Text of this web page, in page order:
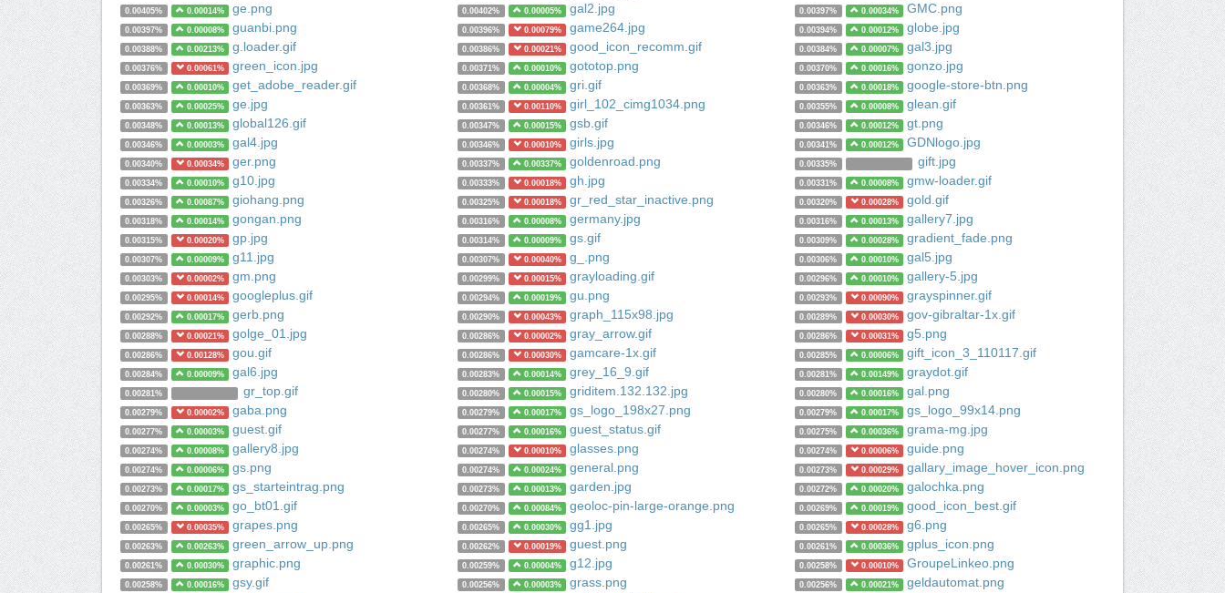
0.00405% 0.00014% ge.png 0.00402% 0.00005% gal2.jpg 0.00397% 0.00034% GMC.png
0.00397% 0.00008% guanbi.png 0.00396% 0.00079% game264.jpg 0.00394% 0.00012% globe.jpg
0.00388% 0.00213% g.loader.gif 0.00386% 0.00021% good_icon_recomm.gif 0.00384% 0.00007% gal3.jpg
0.00376% 0.00061% green_icon.jpg 0.00371% 0.00010% gototop.png 0.00370% 0.00016% gonzo.jpg
0.00369% 0.00010% get_adobe_reader.gif 0.00368% 0.00004% gri.gif 0.00363% 0.00018% google-store-btn.png
0.00363% 0.00025% ge.jpg 0.00361% 0.00110% girl_102_cimg1034.png 0.00355% 0.00008% glean.gif
0.00348% 0.00013% global126.gif 0.00347% 0.00015% gsb.gif 0.00346% 0.00012% gt.png
0.00346% 0.00003% gal4.jpg 0.00346% 0.00010% girls.jpg 0.00341% 0.00012% GDNlogo.jpg
0.00340% 0.00034% ger.png 0.00337% 0.00337% goldenroad.png 0.00335% gift.jpg
0.00334% 0.00010% g10.jpg 0.00333% 0.00018% gh.jpg 0.00331% 0.00008% gmw-loader.gif
0.00326% 0.00087% giohang.png 0.00325% 0.00018% gr_red_star_inactive.png 0.00320% 0.00028% gold.gif
0.00318% 0.00014% gongan.png 0.00316% 0.00008% germany.jpg 0.00316% 0.00013% gallery7.jpg
0.00315% 0.00020% gp.jpg 0.00314% 0.00009% gs.gif 0.00309% 0.00028% gradient_fade.png
0.00307% 0.00009% g11.jpg 0.00307% 0.00040% g_.png 0.00306% 0.00010% gal5.jpg
0.00303% 0.00002% gm.png 0.00299% 0.00015% grayloading.gif 0.00296% 0.00010% gallery-5.jpg
0.00295% 0.00014% googleplus.gif 0.00294% 0.00019% gu.png 0.00293% 0.00090% grayspinner.gif
0.00292% 0.00017% gerb.png 0.00290% 0.00043% graph_115x98.jpg 0.00289% 0.00030% gov-gibraltar-1x.gif
0.00288% 0.00021% golge_01.jpg 0.00286% 0.00002% gray_arrow.gif 0.00286% 0.00031% g5.png
0.00286% 0.00128% gou.gif 0.00286% 0.00030% gamcare-1x.gif 0.00285% 0.00006% gift_icon_3_110117.gif
0.00284% 0.00009% gal6.jpg 0.00283% 0.00014% grey_16_9.gif 0.00281% 0.00149% graydot.gif
0.00281% gr_top.gif 0.00280% 0.00015% griditem.132.132.jpg 0.00280% 0.00016% gal.png
0.00279% 0.00002% gaba.png 0.00279% 0.00017% gs_logo_198x27.png 0.00279% 0.00017% gs_logo_99x14.png
0.00277% 0.00003% guest.gif 0.00277% 0.00016% guest_status.gif 0.00275% 0.00036% grama-mg.jpg
0.00274% 0.00008% gallery8.jpg 0.00274% 0.00010% glasses.png 0.00274% 0.00006% guide.png
0.00274% 0.00006% gs.png 0.00274% 0.00024% general.png 0.00273% 0.00029% gallary_image_hover_icon.png
0.00273% 0.00017% gs_starteintrag.png 0.00273% 0.00013% garden.jpg 0.00272% 0.00020% galochka.png
0.00270% 0.00003% go_bt01.gif 0.00270% 0.00084% geoloc-pin-large-orange.png 0.00269% 0.00019% good_icon_best.gif
0.00265% 0.00035% grapes.png 0.00265% 0.00030% gg1.jpg 0.00265% 0.00028% g6.png
0.00263% 0.00263% green_arrow_up.png 0.00262% 0.00019% guest.png 0.00261% 0.00036% gplus_icon.png
0.00261% 0.00030% graphic.png 0.00259% 0.00004% g12.jpg 0.00258% 0.00010% GroupeLinkeo.png
0.00258% 0.00016% gsy.gif 0.00256% 0.00003% grass.png 0.00256% 0.00021% geldautomat.png